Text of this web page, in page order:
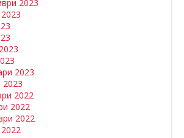
2023
2023
2023
2022
2022
2022